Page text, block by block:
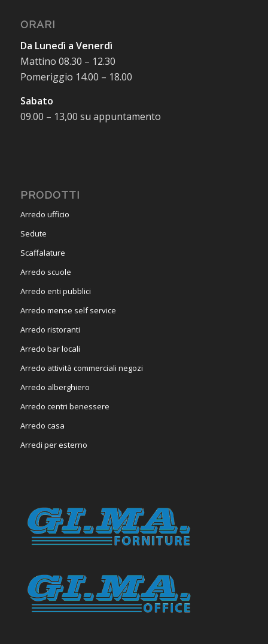
ORARI
Da Lunedì a Venerdì
Mattino 08.30 – 12.30
Pomeriggio 14.00 – 18.00
Sabato
09.00 – 13,00 su appuntamento
PRODOTTI
Arredo ufficio
Sedute
Scaffalature
Arredo scuole
Arredo enti pubblici
Arredo mense self service
Arredo ristoranti
Arredo bar locali
Arredo attività commerciali negozi
Arredo alberghiero
Arredo centri benessere
Arredo casa
Arredi per esterno